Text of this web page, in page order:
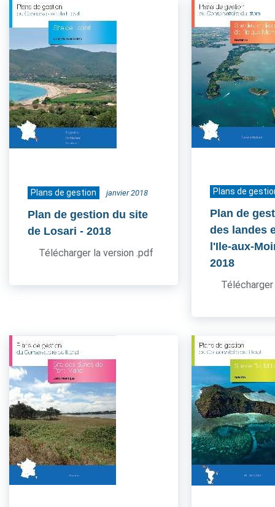
Plans de gestion janvier 2018
Plan de gestion du site
de Losari - 2018
Télécharger la version .pdf
Plans de
Plan de
des landes
l'Ile-aux-
2018